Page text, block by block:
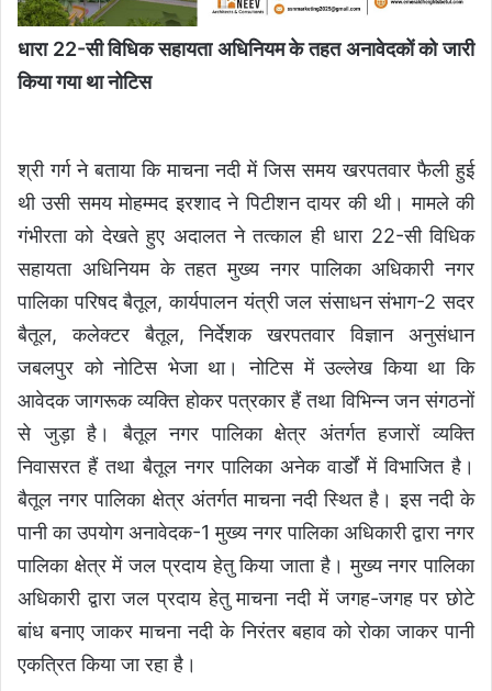
धारा 22-सी विधिक सहायता अधिनियम के तहत अनावेदकों को जारी
किया गया था नोटिस
श्री गर्ग ने बताया कि माचना नदी में जिस समय खरपतवार फैली हुई
थी उसी समय मोहम्मद इरशाद ने पिटीशन दायर की थी। मामले की
गंभीरता को देखते हुए अदालत ने तत्काल ही धारा 22-सी विधिक
सहायता अधिनियम के तहत मुख्य नगर पालिका अधिकारी नगर
पालिका परिषद बैतूल, कार्यपालन यंत्री जल संसाधन संभाग-2 सदर
बैतूल, कलेक्टर बैतूल, निर्देशक खरपतवार विज्ञान अनुसंधान
जबलपुर को नोटिस भेजा था। नोटिस में उल्लेख किया था कि
आवेदक जागरूक व्यक्ति होकर पत्रकार हैं तथा विभिन्न जन संगठनों
से जुड़ा है। बैतूल नगर पालिका क्षेत्र अंतर्गत हजारों व्यक्ति
निवासरत हैं तथा बैतूल नगर पालिका अनेक वार्डों में विभाजित है।
बैतूल नगर पालिका क्षेत्र अंतर्गत माचना नदी स्थित है। इस नदी के
पानी का उपयोग अनावेदक-1 मुख्य नगर पालिका अधिकारी द्वारा नगर
पालिका क्षेत्र में जल प्रदाय हेतु किया जाता है। मुख्य नगर पालिका
अधिकारी द्वारा जल प्रदाय हेतु माचना नदी में जगह-जगह पर छोटे
बांध बनाए जाकर माचना नदी के निरंतर बहाव को रोका जाकर पानी
एकत्रित किया जा रहा है।